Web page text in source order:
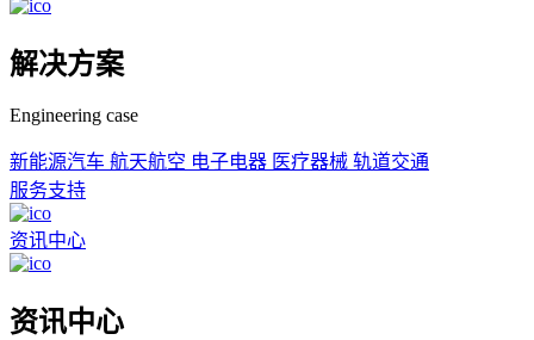
解决方案
Engineering case
新能源汽车 航天航空 电子电器 医疗器械 轨道交通
服务支持
资讯中心
资讯中心